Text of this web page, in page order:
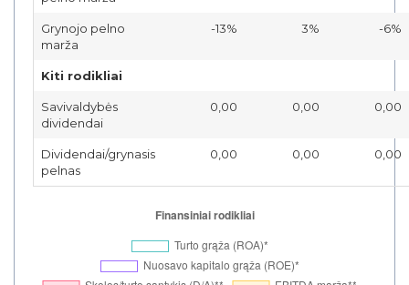
Grynojo pelno
marža
-13% 3% -6%
Kiti rodikliai
Savivaldybės
dividendai
0,00 0,00 0,00
Dividendai/grynasis
pelnas
0,00 0,00 0,00